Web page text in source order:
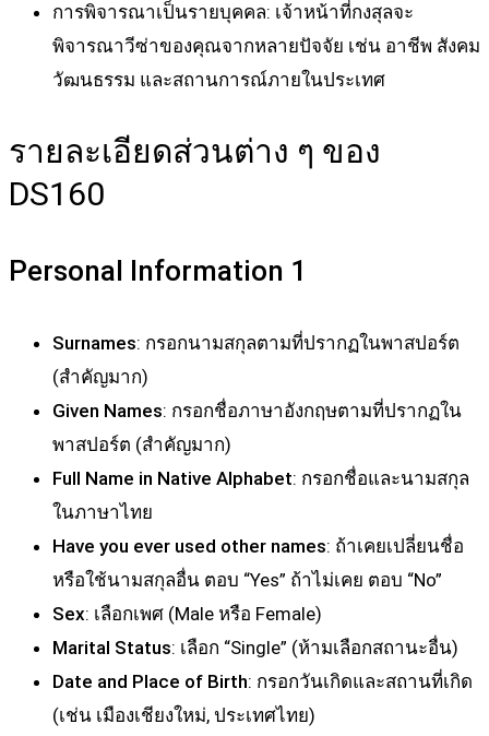
การพิจารณาเป็นรายบุคคล: เจ้าหน้าที่กงสุลจะ
พิจารณาวีซ่าของคุณจากหลายปัจจัย เช่น อาชีพ สังคม
วัฒนธรรม และสถานการณ์ภายในประเทศ
รายละเอียดส่วนต่าง ๆ ของ
DS160
Personal Information 1
Surnames: กรอกนามสกุลตามที่ปรากฏในพาสปอร์ต
(สำคัญมาก)
Given Names: กรอกชื่อภาษาอังกฤษตามที่ปรากฏใน
พาสปอร์ต (สำคัญมาก)
Full Name in Native Alphabet: กรอกชื่อและนามสกุล
ในภาษาไทย
Have you ever used other names: ถ้าเคยเปลี่ยนชื่อ
หรือใช้นามสกุลอื่น ตอบ “Yes” ถ้าไม่เคย ตอบ “No”
Sex: เลือกเพศ (Male หรือ Female)
Marital Status: เลือก “Single” (ห้ามเลือกสถานะอื่น)
Date and Place of Birth: กรอกวันเกิดและสถานที่เกิด
(เช่น เมืองเชียงใหม่, ประเทศไทย)